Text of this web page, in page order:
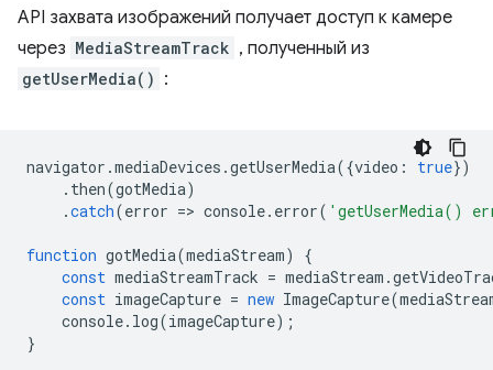
API захвата изображений получает доступ к камере
через MediaStreamTrack , полученный из
getUserMedia() :
navigator .mediaDevices .getUserMedia({video : true})
. then(gotMedia)
.catch(error => console. error( 'getUserMedia()
function gotMedia(mediaStream)
{
const mediaStreamTrack = mediaStream .
const imageCapture = new ImageCapture(
console. log(imageCapture);
}